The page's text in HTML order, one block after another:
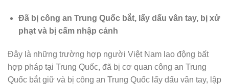
Đã bị công an Trung Quốc bắt, lấy dấu vân tay, bị xử
phạt và bị cấm nhập cảnh
Đây là những trường hợp người Việt Nam lao động bất
hợp pháp tại Trung Quốc, đã bị cơ quan công an Trung
Quốc bắt giữ và bị công an Trung Quốc lấy dấu vân tay, lập